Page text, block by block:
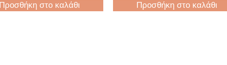
Προσθήκη στο καλάθι Προσθήκη στο καλάθι